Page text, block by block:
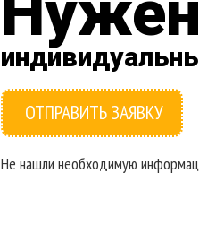
ОТПРАВИТЬ ЗАЯВКУ
Не нашли необходимую